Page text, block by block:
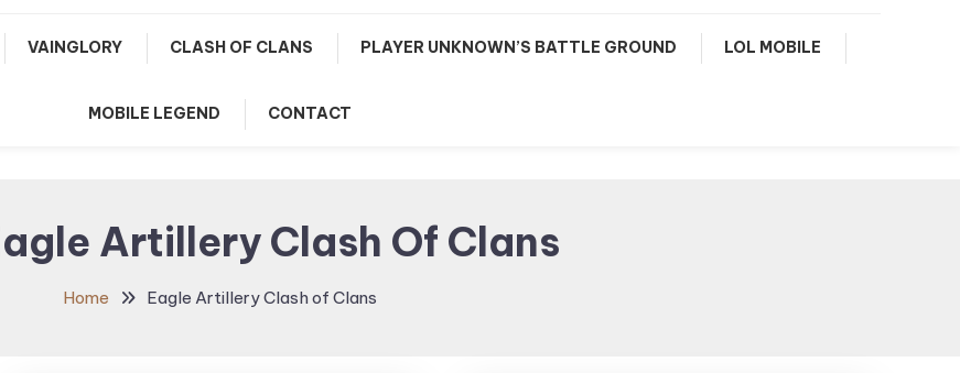
VAINGLORY CLASH OF CLANS PLAYER UNKNOWN’S BATTLE GROUND LOL MOBILE
MOBILE LEGEND CONTACT
Artillery Clash Of Clans
Home Eagle Artillery Clash of Clans